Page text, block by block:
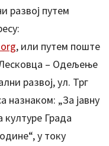
развој путем
, или путем поште
Лесковца – Одељење
развој, ул. Трг
назнаком: „За јавну
културе Града
у току